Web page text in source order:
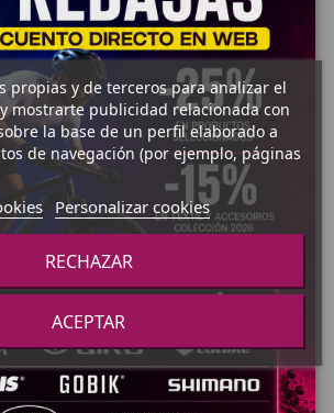
€
¡En oferta!
-5,20 €
CAMARAS Y
CUBIERTAS
CUBIERTA
SCHWALBE
ROAD
CRUISER
propias y de terceros para analizar el
mostrarte publicidad relacionada con
la base de un perfil elaborado a
de navegación (por ejemplo, páginas
Personalizar cookies
RECHAZAR
ACEPTAR